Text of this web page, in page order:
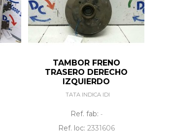
TAMBOR FRENO
TRASERO DERECHO
IZQUIERDO
TATA INDICA IDI
Ref. fab: -
Ref. loc: 2331606